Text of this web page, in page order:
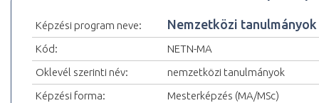
Képzési program neve: Nemzetközi tanulmányok
Kód:
NETN-MA
Oklevél szerinti név:
nemzetközi tanulmányok
Képzési forma:
Mesterképzés (MA/MSc)